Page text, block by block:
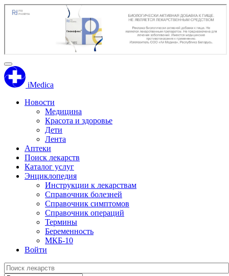
iMedica
Новости
Медицина
Красота и здоровье
Дети
Лента
Аптеки
Поиск лекарств
Каталог услуг
Энциклопедия
Инструкции к лекарствам
Справочник болезней
Справочник симптомов
Справочник операций
Термины
Беременность
МКБ-10
Войти